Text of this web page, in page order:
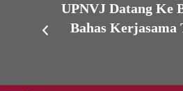
UPNVJ Datang Ke
Bahas